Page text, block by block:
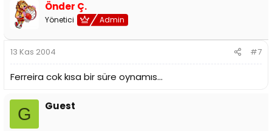
Önder Ç.
Yönetici Admin
13 Kas 2004 #7
Ferreira cok kısa bir süre oynamıs...
G Guest